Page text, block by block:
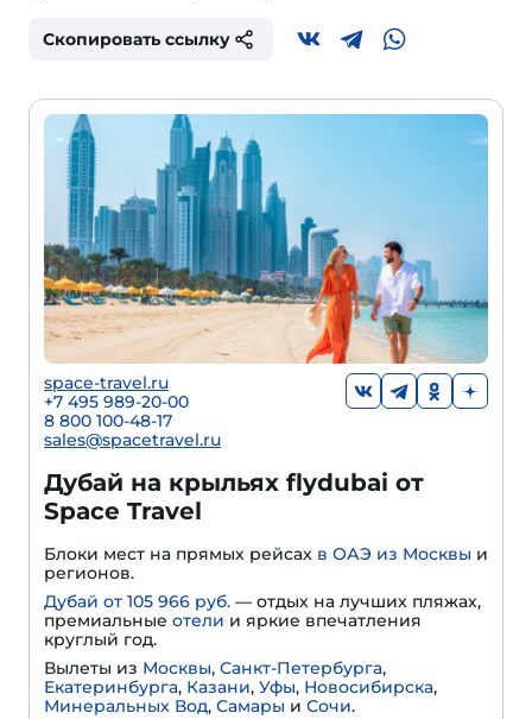
Скопировать ссылку
space-travel.ru
+7 495 989-20-00
8 800 100-48-17
sales@spacetravel.ru
Дубай на крыльях flydubai от
Space Travel
Блоки мест на прямых рейсах в ОАЭ из Москвы и
регионов.
Дубай от 105 966 руб. — отдых на лучших пляжах,
премиальные отели и яркие впечатления
круглый год.
Вылеты из Москвы, Санкт-Петербурга,
Екатеринбурга, Казани, Уфы, Новосибирска,
Минеральных Вод, Самары и Сочи.